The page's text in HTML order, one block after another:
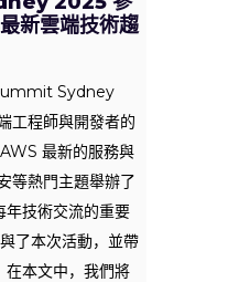
新雲端技術趨
Sydney
工程師與開發者的
最新的服務與
等熱門主題舉辦了
年技術交流的重要
了本次活動，並帶
在本文中，我們將